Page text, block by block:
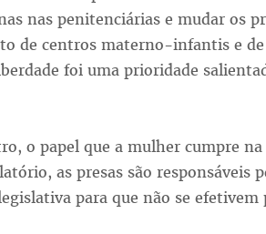
nas penitenciárias e mudar os
de centros materno-infantis e
foi uma prioridade
o papel que a mulher cumpre
as presas são
para que não se efetivem